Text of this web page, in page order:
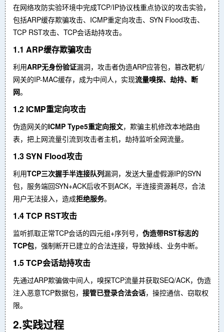
在网络攻防实验环境中完成TCP/IP协议栈重点协议的攻击实验，
包括ARP缓存欺骗攻击、ICMP重定向攻击、SYN Flood攻击、
TCP RST攻击、TCP会话劫持攻击。
1.1 ARP缓存欺骗攻击
利用ARP无身份验证漏洞，攻击者伪造ARP应答包，篡改靶机/
网关的IP-MAC缓存，成为中间人，实现流量嗅探、劫持、断
网。
1.2 ICMP重定向攻击
伪造网关的ICMP Type5重定向报文，欺骗主机修改本地路由
表，把上网流量引流到攻击者主机，劫持监听全网流量。
1.3 SYN Flood攻击
利用TCP三次握手半连接队列漏洞，发送大量虚假源IP的SYN
包，服务端回SYN+ACK后收不到ACK，半连接资源耗尽，合法
用户无法接入，造成拒绝服务。
1.4 TCP RST攻击
监听抓取正常TCP会话的四元组+序列号， 伪造带RST标志的
TCP包，强制断开已建立的合法连接，导致掉线、业务中断。
1.5 TCP会话劫持攻击
先通过ARP欺骗做中间人，嗅探TCP流量并获取SEQ/ACK，伪造
注入恶意TCP数据包， 接管已登录合法会话，操控通信、窃取权
限。
2.实践过程